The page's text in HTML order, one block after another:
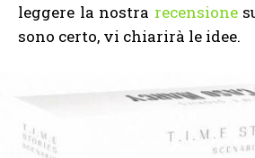
leggere la nostra recensione
sono certo, vi chiarirà le idee.